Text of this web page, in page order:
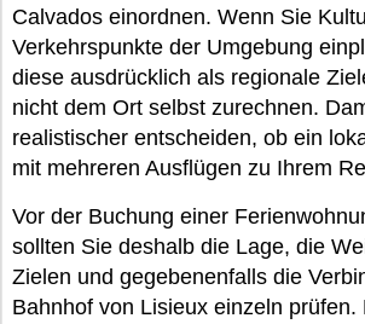
Calvados einordnen. Wenn Sie
Verkehrspunkte der Umgebung
diese ausdrücklich als regionale
nicht dem Ort selbst zurechnen.
realistischer entscheiden, ob ein
mit mehreren Ausflügen zu Ihrem
Vor der Buchung einer
sollten Sie deshalb die Lage, die
Zielen und gegebenenfalls die
Bahnhof von Lisieux einzeln prüfen.